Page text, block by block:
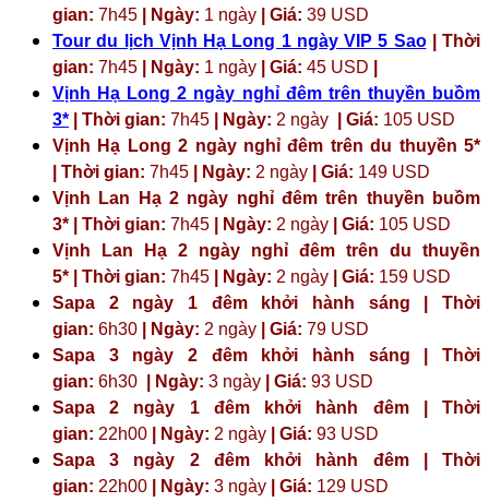
gian: 7h45 | Ngày: 1 ngày | Giá: 39 USD
Tour du lịch Vịnh Hạ Long 1 ngày VIP 5 Sao| Thời
gian: 7h45 | Ngày: 1 ngày | Giá: 45 USD
Vịnh Hạ Long 2 ngày nghỉ đêm trên thuyền buồm
3* | Thời gian: 7h45 | Ngày: 2 ngày | Giá: 105 USD
Vịnh Hạ Long 2 ngày nghỉ đêm trên du thuyền 5*
| Thời gian: 7h45 | Ngày: 2 ngày | Giá: 149 USD
Vịnh Lan Hạ 2 ngày nghỉ đêm trên thuyền buồm
3* | Thời gian: 7h45 | Ngày: 2 ngày | Giá: 105 USD
Vịnh Lan Hạ 2 ngày nghỉ đêm trên du thuyền
5* | Thời gian: 7h45 | Ngày: 2 ngày | Giá: 159 USD
Sapa 2 ngày 1 đêm khởi hành sáng | Thời
gian: 6h30 | Ngày: 2 ngày | Giá: 79 USD
Sapa 3 ngày 2 đêm khởi hành sáng | Thời
gian: 6h30 | Ngày: 3 ngày | Giá: 93 USD
Sapa 2 ngày 1 đêm khởi hành đêm | Thời
gian: 22h00 | Ngày: 2 ngày | Giá: 93 USD
Sapa 3 ngày 2 đêm khởi hành đêm | Thời
gian: 22h00 | Ngày: 3 ngày | Giá: 129 USD